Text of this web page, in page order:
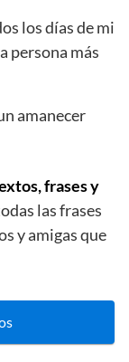
los días de mi
persona más
amanecer
frases y
las frases
y amigas que